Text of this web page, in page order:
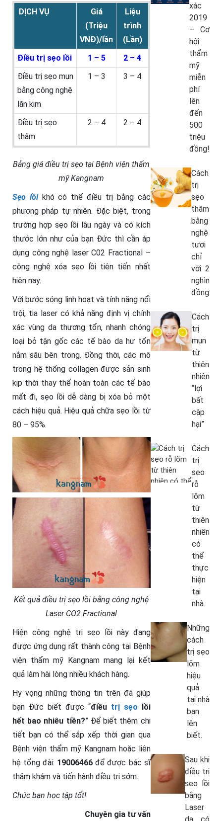
DỊCH VỤ
Giá
(Triệu
VNĐ)/lần
Liệu
trình
(Lần)
Điều trị sẹo lồi
1 – 5
2 – 4
Điều trị sẹo mụn
bằng công nghệ
lăn kim
1 – 3 3 – 4
Điều trị sẹo
thâm
2 – 4 2 – 4
Bảng giá điều trị sẹo tại Bệnh viện thẩm
mỹ Kangnam
Sẹo lồikhó có thể điều trị bằng các
phương pháp tự nhiên. Đặc biệt, trong
trường hợp sẹo lồi lâu ngày và có kích
thước lớn như của bạn Đức thì cần áp
dụng công nghệ laser C02 Fractional –
công nghệ xóa sẹo lồi tiên tiến nhất
hiện nay.
Với bước sóng linh hoạt và tính năng nổi
trội, tia laser có khả năng định vị chính
xác vùng da thương tổn, nhanh chóng
loại bỏ tận gốc các tế bào da hư tổn
nằm sâu bên trong. Đồng thời, các mô
trong hệ thống collagen được sản sinh
kịp thời thay thế hoàn toàn các tế bào
mất đi, sẹo lồi dễ dàng bị xóa bỏ một
cách hiệu quả. Hiệu quả chữa sẹo lồi từ
80 – 95%.
Kết quả điều trị sẹo lồi bằng công nghệ
Laser CO2 Fractional
Hiện công nghệ trị sẹo lồi này đang
được ứng dụng rất thành công tại Bệnh
viện thẩm mỹ Kangnam mang lại kết
quả làm hài lòng nhiều khách hàng.
Hy vọng những thông tin trên đã giúp
bạn Đức biết được “điều trị sẹo lồi
hết bao nhiêu tiền?” Để biết thêm chi
tiết bạn có thể sắp xếp thời gian qua
Bệnh viện thẩm mỹ Kangnam hoặc liên
hệ tổng đài: 19006466 để được bác sĩ
thăm khám và tiến hành điều trị sớm.
Chúc bạn học tập tốt!
Chuyên gia tư vấn
xác
2019
– Cơ
hội
thẩm
mỹ
miễn
phí
lên
đến
500
triệu
đồng!
Cách
trị
sẹo
thâm
bằng
nghệ
tươi
chỉ
với 2
nghìn
đồng
Cách
trị
mụn
từ
thiên
nhiên
“lợi
bất
cập
hại”
Cách
trị
sẹo
rỗ
lõm
từ
thiên
nhiên
có
thể
thực
hiện
tại
nhà.
Những
cách
trị sẹo
lõm
hiệu
quả
tại nhà
bạn
lên
biết.
Sau khi
điều trị
sẹo lồi
bằng
Laser